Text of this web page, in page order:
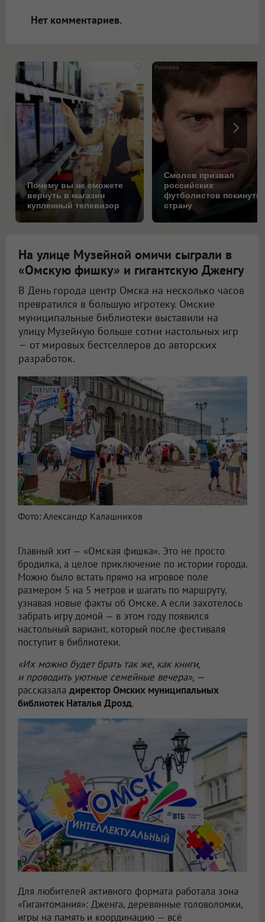
Нет комментариев.
i
Почему вы не сможете
вернуть в магазин
купленный телевизор
Смолов призвал
российских
футболистов покинуть
страну
На улице Музейной омичи сыграли в
«Омскую фишку» и гигантскую Дженгу
В День города центр Омска на несколько часов
превратился в большую игротеку. Омские
муниципальные библиотеки выставили на
улицу Музейную больше сотни настольных игр
— от мировых бестселлеров до авторских
разработок.
Фото: Александр Калашников
Главный хит — «Омская фишка». Это не просто
бродилка, а целое приключение по истории города.
Можно было встать прямо на игровое поле
размером 5 на 5 метров и шагать по маршруту,
узнавая новые факты об Омске. А если захотелось
забрать игру домой — в этом году появился
настольный вариант, который после фестиваля
поступит в библиотеки.
«Их можно будет брать так же, как книги,
и проводить уютные семейные вечера», —
рассказала директор Омских муниципальных
библиотек Наталья Дрозд.
Для любителей активного формата работала зона
«Гигантомания»: Дженга, деревянные головоломки,
игры на память и координацию — всё